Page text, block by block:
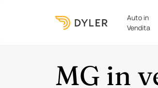
Auto in
Vendita
MG in